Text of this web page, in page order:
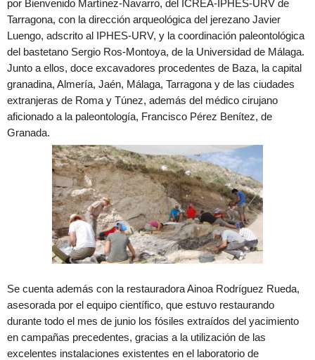
por Bienvenido Martínez-Navarro, del ICREA-IPHES-URV de
Tarragona, con la dirección arqueológica del jerezano Javier
Luengo, adscrito al IPHES-URV, y la coordinación paleontológica
del bastetano Sergio Ros-Montoya, de la Universidad de Málaga.
Junto a ellos, doce excavadores procedentes de Baza, la capital
granadina, Almería, Jaén, Málaga, Tarragona y de las ciudades
extranjeras de Roma y Túnez, además del médico cirujano
aficionado a la paleontología, Francisco Pérez Benítez, de
Granada.
Se cuenta además con la restauradora Ainoa Rodríguez Rueda,
asesorada por el equipo científico, que estuvo restaurando
durante todo el mes de junio los fósiles extraídos del yacimiento
en campañas precedentes, gracias a la utilización de las
excelentes instalaciones existentes en el laboratorio de